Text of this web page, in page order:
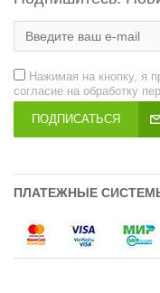
Нажимая на кнопку, я
согласие на обработку
ПОДПИСАТЬСЯ
ПЛАТЕЖНЫЕ